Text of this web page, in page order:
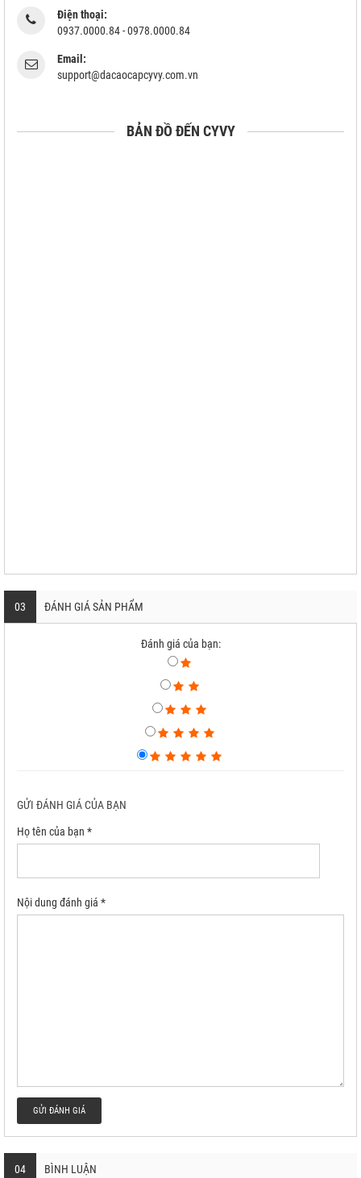
Điện thoại:
0937.0000.84 - 0978.0000.84
Email:
support@dacaocapcyvy.com.vn
BẢN ĐỒ ĐẾN CYVY
03 ĐÁNH GIÁ SẢN PHẨM
Đánh giá của bạn:
GỬI ĐÁNH GIÁ CỦA BẠN
Họ tên của bạn *
Nội dung đánh giá *
GỬI ĐÁNH GIÁ
04 BÌNH LUẬN